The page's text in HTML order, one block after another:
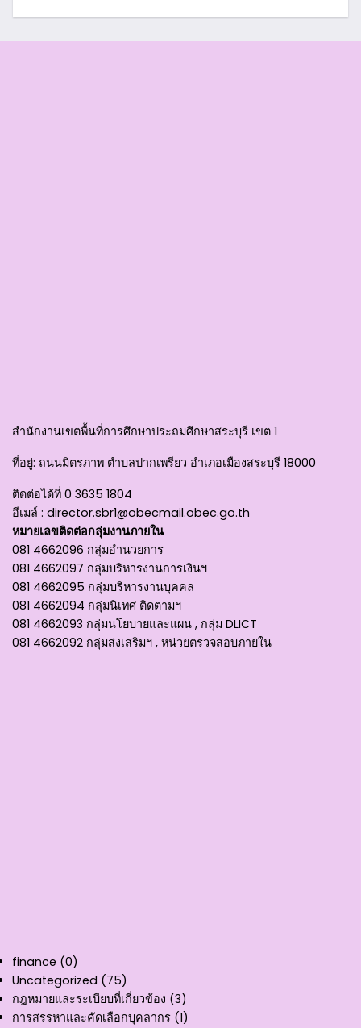
สำนักงานเขตพื้นที่การศึกษาประถมศึกษาสระบุรี เขต 1
ที่อยู่: ถนนมิตรภาพ ตำบลปากเพรียว อำเภอเมืองสระบุรี 18000
ติดต่อได้ที่ 0 3635 1804
อีเมล์ : director.sbr1@obecmail.obec.go.th
หมายเลขติดต่อกลุ่มงานภายใน
081 4662096 กลุ่มอำนวยการ
081 4662097 กลุ่มบริหารงานการเงินฯ
081 4662095 กลุ่มบริหารงานบุคคล
081 4662094 กลุ่มนิเทศ ติดตามฯ
081 4662093 กลุ่มนโยบายและแผน , กลุ่ม DLICT
081 4662092 กลุ่มส่งเสริมฯ , หน่วยตรวจสอบภายใน
finance (0)
Uncategorized (75)
กฎหมายและระเบียบที่เกี่ยวข้อง (3)
การสรรหาและคัดเลือกบุคลากร (1)